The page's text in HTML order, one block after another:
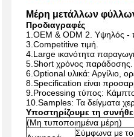
Μέρη μετάλλων
Προδιαγραφές
1.OEM & ODM 2. Υψηλός -
3.Competitive τιμή.
4.Large ικανότητα
5.Short χρόνος παράδοσης.
6.Optional υλικά: Αργίλιο,
8.Specification είναι
9.Processing τύπος:
10.Samples: Τα δείγματα
Υποστηρίζουμε τη
(Μη τυποποιημένα μέρη)
Σύμφωνα με το